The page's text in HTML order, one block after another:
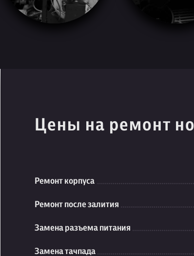
Цены на ремонт
Ремонт корпуса
Ремонт после залития
Замена разъема питания
Замена тачпада